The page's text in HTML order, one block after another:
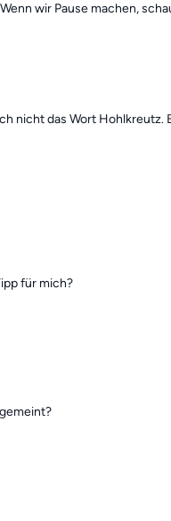
wir Pause machen,
nicht das Wort Hohlkreutz.
für mich?